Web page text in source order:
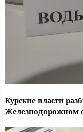
Курские власти
Железнодорожном